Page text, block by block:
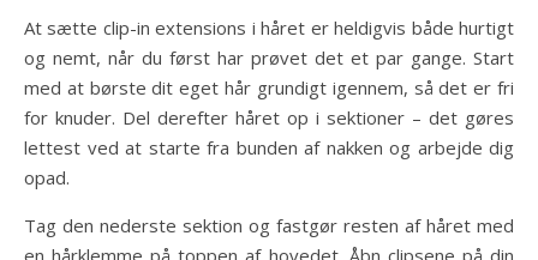
At sætte clip-in extensions i håret er heldigvis både hurtigt
og nemt, når du først har prøvet det et par gange. Start
med at børste dit eget hår grundigt igennem, så det er fri
for knuder. Del derefter håret op i sektioner – det gøres
lettest ved at starte fra bunden af nakken og arbejde dig
opad.
Tag den nederste sektion og fastgør resten af håret med
en hårklemme på toppen af hovedet. Åbn clipsene på din